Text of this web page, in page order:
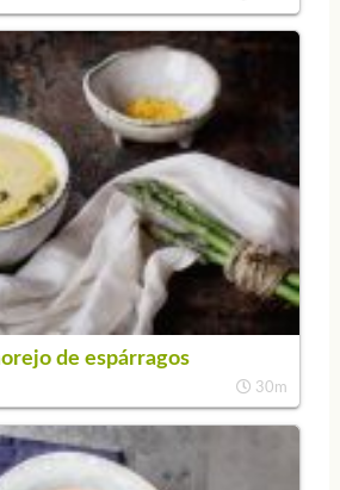
de espárragos
30m